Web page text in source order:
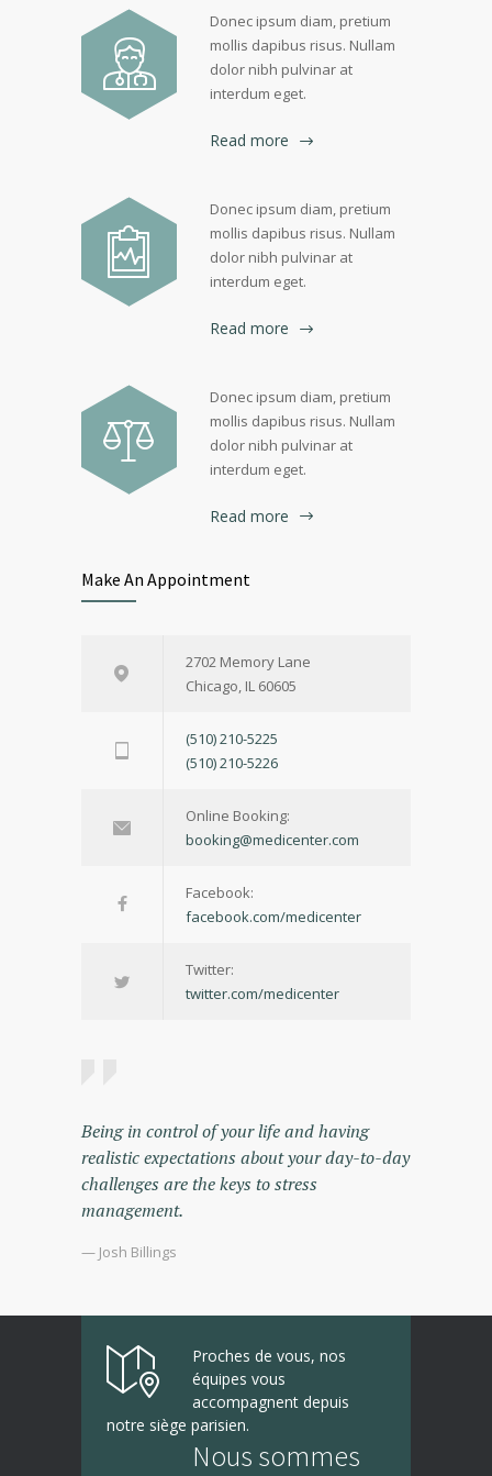
Donec ipsum diam, pretium
mollis dapibus risus. Nullam
dolor nibh pulvinar at
interdum eget.
Read more
Donec ipsum diam, pretium
mollis dapibus risus. Nullam
dolor nibh pulvinar at
interdum eget.
Read more
Donec ipsum diam, pretium
mollis dapibus risus. Nullam
dolor nibh pulvinar at
interdum eget.
Read more
Make An Appointment
2702 Memory Lane
Chicago, IL 60605
(510) 210-5225
(510) 210-5226
Online Booking:
booking@medicenter.com
Facebook:
facebook.com/medicenter
Twitter:
twitter.com/medicenter
Being in control of your life and having
realistic expectations about your day-to-day
challenges are the keys to stress
management.
— Josh Billings
Proches de vous, nos
équipes vous
accompagnent depuis
notre siège parisien.
Nous sommes